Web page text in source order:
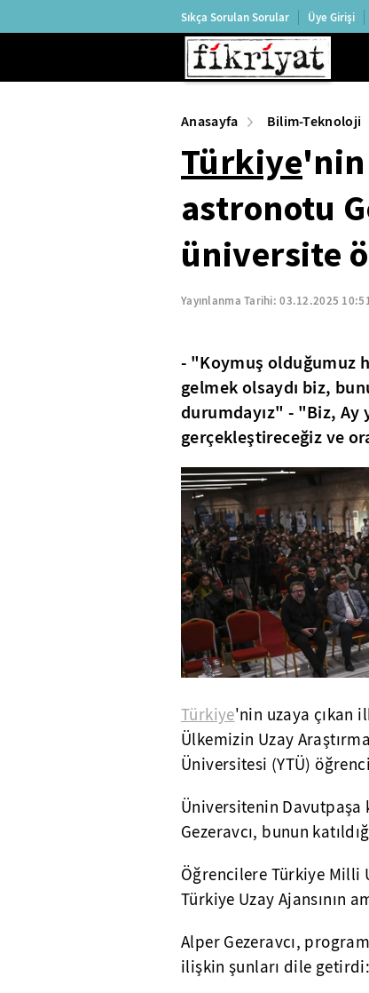
Sıkça Sorulan Sorular Üye Girişi
Anasayfa Bilim-Teknoloji
Türkiye'nin
astronotu
üniversite
Yayınlanma Tarihi:03.12.2025
- "Koymuş olduğumuz
gelmek olsaydı biz,
durumdayız" - "Biz,
gerçekleştireceğiz ve
Türkiye'nin uzaya çıkan
Ülkemizin Uzay
Üniversitesi (YTÜ)
Üniversitenin Davutpaşa
Gezeravcı, bunun
Öğrencilere Türkiye Milli
Türkiye Uzay Ajansının
Alper Gezeravcı,
ilişkin şunları dile getirdi: